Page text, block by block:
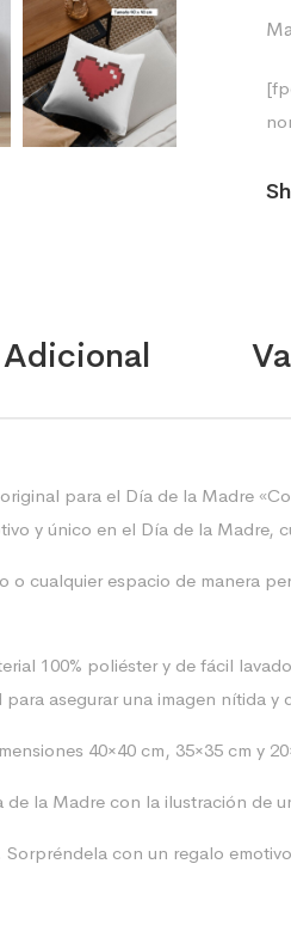
para el Día de la Madre
y único en el Día de la
cualquier espacio de manera
100% poliéster y de fácil
asegurar una imagen nítida y
40×40 cm, 35×35 cm y
la Madre con la ilustración de
con un regalo